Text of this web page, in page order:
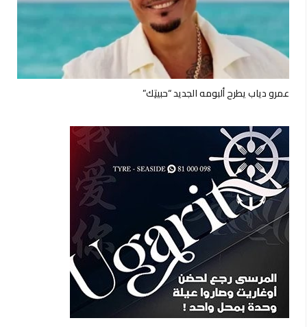
عمرو دياب يطرح ألبومه الجديد “حبيتِك”